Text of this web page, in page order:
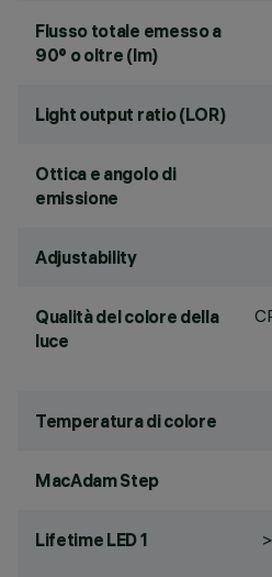
Flusso totale emesso a
90° o oltre (lm)
Light output ratio (LOR)
Ottica e angolo di
emissione
Adjustability
Qualità del colore della
luce
Temperatura di colore
MacAdam Step
Lifetime LED 1